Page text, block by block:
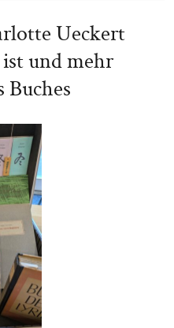
Ueckert
ist und mehr
Buches